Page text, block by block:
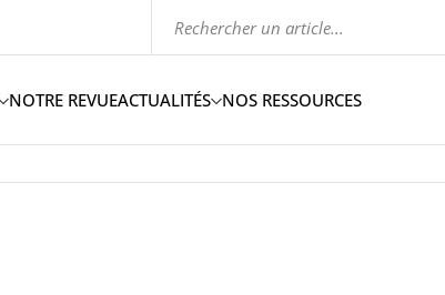
NOTRE REVUEACTUALITÉS NOS RESSOURCES